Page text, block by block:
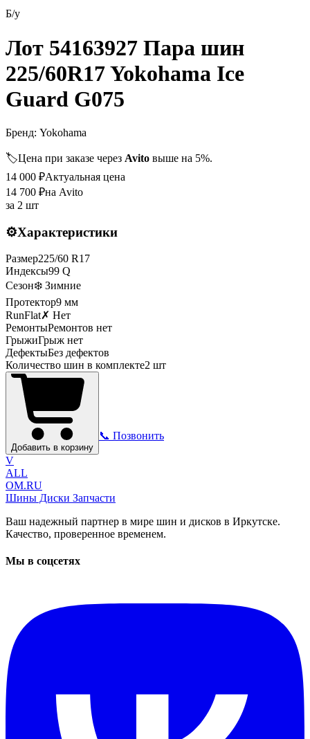
Б/у
Лот 54163927 Пара шин
225/60R17 Yokohama Ice
Guard G075
Бренд: Yokohama
🏷️Цена при заказе через Avito выше на 5%.
14 000 ₽Актуальная цена
14 700 ₽на Avito
за 2 шт
⚙️Характеристики
Размер225/60 R17
Индексы99 Q
Сезон❄️ Зимние
Протектор9 мм
RunFlat✗ Нет
РемонтыРемонтов нет
ГрыжиГрыж нет
ДефектыБез дефектов
Количество шин в комплекте2 шт
Добавить в корзину
📞 Позвонить
V
ALL
OM.RU
Шины Диски Запчасти
Ваш надежный партнер в мире шин и дисков в Иркутске.
Качество, проверенное временем.
Мы в соцсетях